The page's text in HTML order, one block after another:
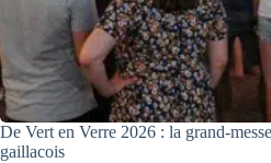
De Vert en Verre 2026 : la grand-
gaillacois